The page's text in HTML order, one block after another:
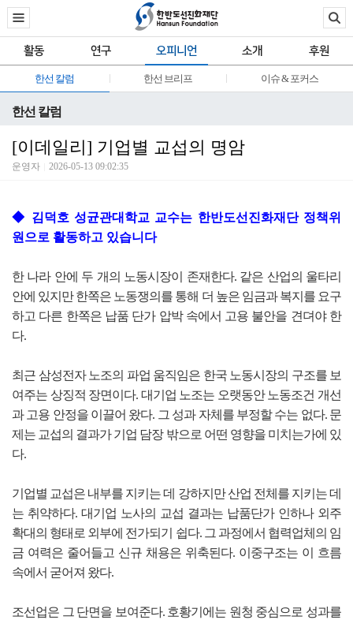
활동 연구 오피니언 소개 후원
한선 칼럼 한선 브리프 이슈 & 포커스
한선 칼럼
[이데일리] 기업별 교섭의 명암
운영자 2026-05-13 09:02:35
◆ 김덕호 성균관대학교 교수는 한반도선진화재단 정책위
원으로 활동하고 있습니다
한 나라 안에 두 개의 노동시장이 존재한다. 같은 산업의 울타리
안에 있지만 한쪽은 노동쟁의를 통해 더 높은 임금과 복지를 요구
하고 다른 한쪽은 납품 단가 압박 속에서 고용 불안을 견뎌야 한
다.
최근 삼성전자 노조의 파업 움직임은 한국 노동시장의 구조를 보
여주는 상징적 장면이다. 대기업 노조는 오랫동안 노동조건 개선
과 고용 안정을 이끌어 왔다. 그 성과 자체를 부정할 수는 없다. 문
제는 교섭의 결과가 기업 담장 밖으로 어떤 영향을 미치는가에 있
다.
기업별 교섭은 내부를 지키는 데 강하지만 산업 전체를 지키는 데
는 취약하다. 대기업 노사의 교섭 결과는 납품단가 인하나 외주
확대의 형태로 외부에 전가되기 쉽다. 그 과정에서 협력업체의 임
금 여력은 줄어들고 신규 채용은 위축된다. 이중구조는 이 흐름
속에서 굳어져 왔다.
조선업은 그 단면을 보여준다. 호황기에는 원청 중심으로 성과를